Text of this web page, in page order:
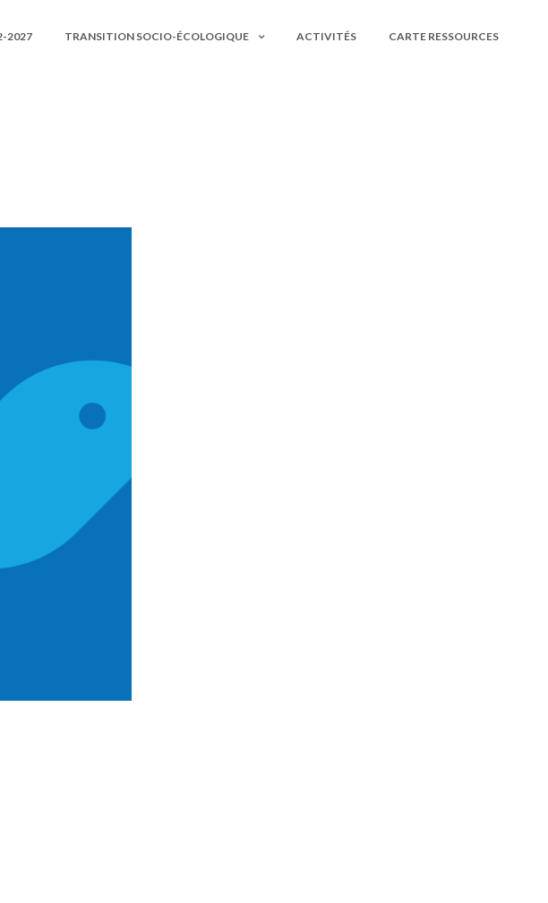
2027 TRANSITION SOCIO-ÉCOLOGIQUE ACTIVITÉS CARTE RESSOURCES